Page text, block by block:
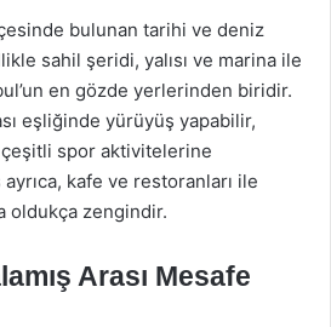
bulunan tarihi ve deniz
sahil şeridi, yalısı ve marina ile
en gözde yerlerinden biridir.
eşliğinde yürüyüş yapabilir,
spor aktivitelerine
kafe ve restoranları ile
oldukça zengindir.
Arası Mesafe